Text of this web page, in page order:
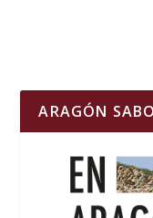
ARAGÓN